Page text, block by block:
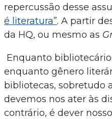
repercussão desse
é literatura”. A partir
da HQ, ou mesmo as
Enquanto
enquanto gênero
bibliotecas, sobretudo
devemos nos ater às
contrário, é dever